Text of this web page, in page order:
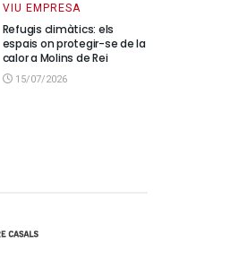
VIU EMPRESA
Refugis climàtics: els
espais on protegir-se de la
calor a Molins de Rei
15/07/2026